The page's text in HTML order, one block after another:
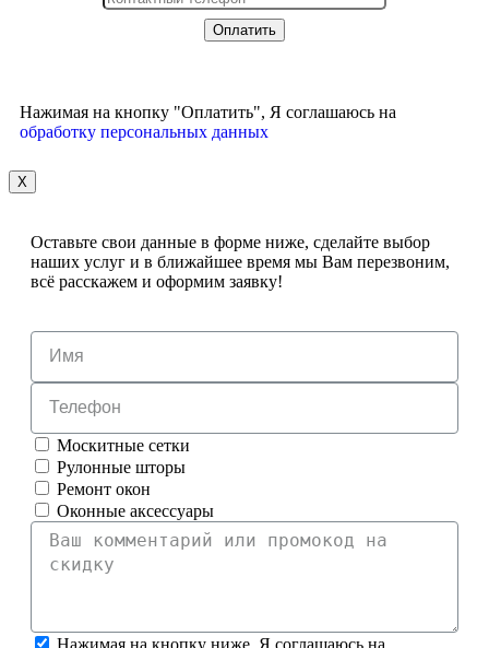
Нажимая на кнопку "Оплатить", Я соглашаюсь на
обработку персональных данных
X
Оставьте свои данные в форме ниже, сделайте выбор
наших услуг и в ближайшее время мы Вам перезвоним,
всё расскажем и оформим заявку!
Москитные сетки
Рулонные шторы
Ремонт окон
Оконные аксессуары
Нажимая на кнопку ниже, Я соглашаюсь на